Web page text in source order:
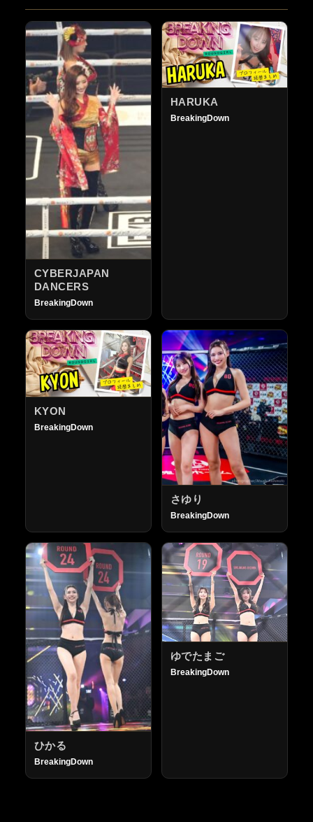
CYBERJAPAN
DANCERS
BreakingDown
HARUKA
BreakingDown
KYON
BreakingDown
さゆり
BreakingDown
ひかる
BreakingDown
ゆでたまご
BreakingDown